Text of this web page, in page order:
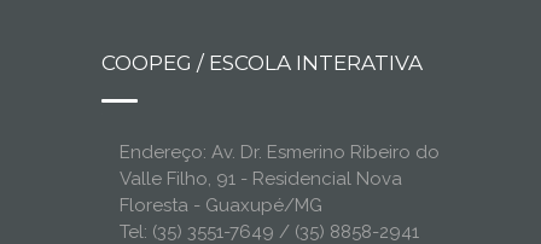
COOPEG / ESCOLA INTERATIVA
Endereço: Av. Dr. Esmerino Ribeiro do
Valle Filho, 91 - Residencial Nova
Floresta - Guaxupé/MG
Tel: (35) 3551-7649 / (35) 8858-2941